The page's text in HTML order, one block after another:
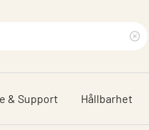
& Support Hållbarhet